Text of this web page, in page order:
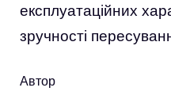
експлуатаційних
зручності
Автор